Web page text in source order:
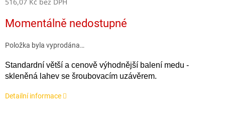
516,07 Kč bez DPH
cena:
Momentálně nedostupné
Položka byla vyprodána…
Standardní větší a cenově výhodnější balení medu -
skleněná lahev se šroubovacím uzávěrem.
Detailní informace